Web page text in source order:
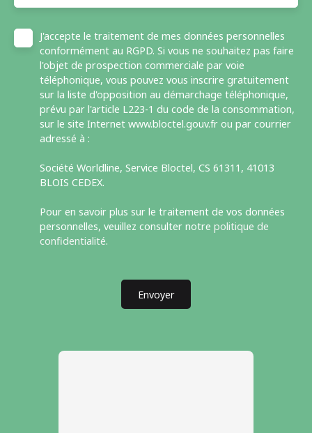
J'accepte le traitement de mes données personnelles
conformément au RGPD. Si vous ne souhaitez pas faire
l'objet de prospection commerciale par voie
téléphonique, vous pouvez vous inscrire gratuitement
sur la liste d'opposition au démarchage téléphonique,
prévu par l'article L223-1 du code de la consommation,
sur le site Internet www.bloctel.gouv.fr ou par courrier
adressé à :
Société Worldline, Service Bloctel, CS 61311, 41013
BLOIS CEDEX.
Pour en savoir plus sur le traitement de vos données
personnelles, veuillez consulter notre politique de
confidentialité.
Envoyer